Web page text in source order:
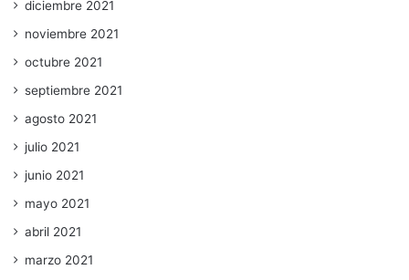
diciembre 2021
noviembre 2021
octubre 2021
septiembre 2021
agosto 2021
julio 2021
junio 2021
mayo 2021
abril 2021
marzo 2021